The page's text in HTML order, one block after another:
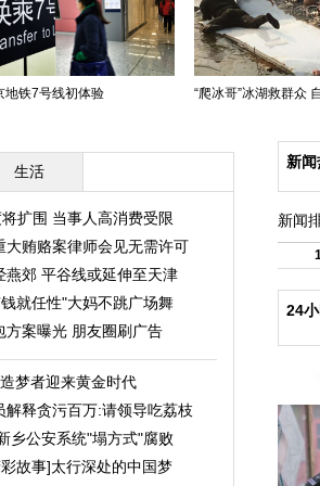
地铁7号线初体验 “爬冰哥”冰湖救群众
生活
扩围 当事人高消费受限
大贿赂案律师会见无需许可
燕郊 平谷线或延伸至天津
就任性"大妈不跳广场舞
方案曝光 朋友圈刷广告
梦者迎来黄金时代
解释贪污百万:请领导吃荔枝
乡公安系统"塌方式"腐败
故事]太行深处的中国梦
新
新闻
24